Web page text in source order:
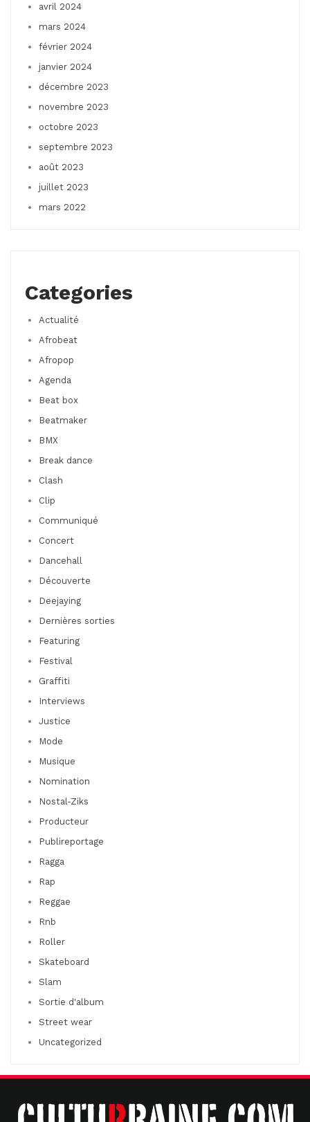
avril 2024
mars 2024
février 2024
janvier 2024
décembre 2023
novembre 2023
octobre 2023
septembre 2023
août 2023
juillet 2023
mars 2022
Categories
Actualité
Afrobeat
Afropop
Agenda
Beat box
Beatmaker
BMX
Break dance
Clash
Clip
Communiqué
Concert
Dancehall
Découverte
Deejaying
Dernières sorties
Featuring
Festival
Graffiti
Interviews
Justice
Mode
Musique
Nomination
Nostal-Ziks
Producteur
Publireportage
Ragga
Rap
Reggae
Rnb
Roller
Skateboard
Slam
Sortie d'album
Street wear
Uncategorized